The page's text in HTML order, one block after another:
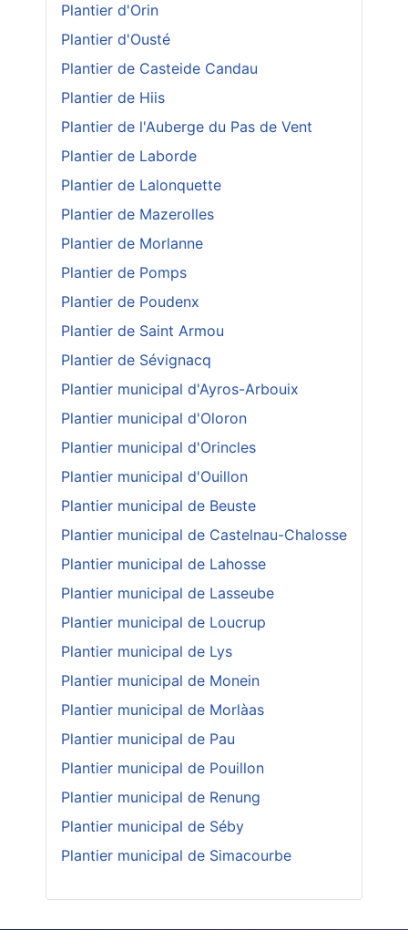
Plantier d'Orin
Plantier d'Ousté
Plantier de Casteide Candau
Plantier de Hiis
Plantier de l'Auberge du Pas de Vent
Plantier de Laborde
Plantier de Lalonquette
Plantier de Mazerolles
Plantier de Morlanne
Plantier de Pomps
Plantier de Poudenx
Plantier de Saint Armou
Plantier de Sévignacq
Plantier municipal d'Ayros-Arbouix
Plantier municipal d'Oloron
Plantier municipal d'Orincles
Plantier municipal d'Ouillon
Plantier municipal de Beuste
Plantier municipal de Castelnau-Chalosse
Plantier municipal de Lahosse
Plantier municipal de Lasseube
Plantier municipal de Loucrup
Plantier municipal de Lys
Plantier municipal de Monein
Plantier municipal de Morlàas
Plantier municipal de Pau
Plantier municipal de Pouillon
Plantier municipal de Renung
Plantier municipal de Séby
Plantier municipal de Simacourbe